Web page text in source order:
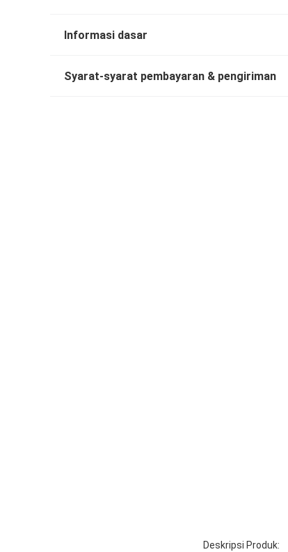
Informasi dasar
Syarat-syarat pembayaran & pengiriman
Deskripsi Produk: